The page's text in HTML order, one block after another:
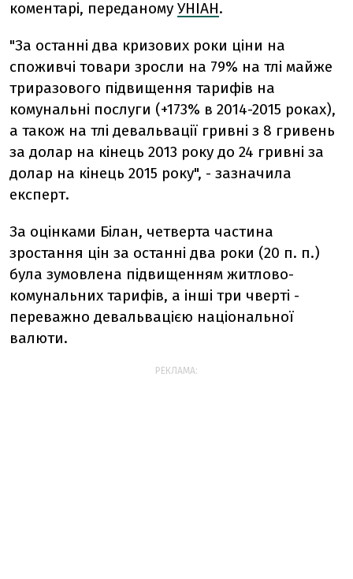
коментарі, переданому УНІАН.
"За останні два кризових роки ціни на
споживчі товари зросли на 79% на тлі майже
триразового підвищення тарифів на
комунальні послуги (+173% в 2014-2015 роках),
а також на тлі девальвації гривні з 8 гривень
за долар на кінець 2013 року до 24 гривні за
долар на кінець 2015 року", - зазначила
експерт.
За оцінками Білан, четверта частина
зростання цін за останні два роки (20 п. п.)
була зумовлена підвищенням житлово-
комунальних тарифів, а інші три чверті -
переважно девальвацією національної
валюти.
РЕКЛАМА: